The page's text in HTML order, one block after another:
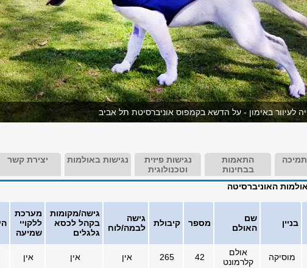
לעיוור באימון - על הדשא בקמפוס אוניברסיטת תל אביב
תמיכה
התאמות
בבחינות
נגישות פיזית
וטכנולוגית
נגישות באולמות יצירת קשר
האוניברסיטה
בניין
שם
האולם
מספר קיבולת
גישה
לבמה/לוח
גישה/מקומות
בקהל לכסא
גלגלים
מערכת
ללקויי
שמיעה
מוסיקה
אולם
קלרמונט
42
265 אין אין אין